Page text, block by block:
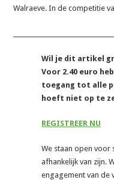
Walraeve. In de competitie
Wil je dit artikel
Voor 2.40 euro
toegang tot alle
hoeft niet op te
REGISTREER NU
We staan open
afhankelijk van zijn.
engagement van de